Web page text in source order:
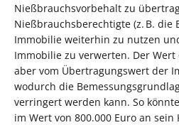
Nießbrauchsvorbehalt zu
Nießbrauchsberechtigte (z. B. die
Immobilie weiterhin zu nutzen
Immobilie zu verwerten. Der
aber vom Übertragungswert der
wodurch die
verringert werden kann. So
im Wert von 800.000 Euro an